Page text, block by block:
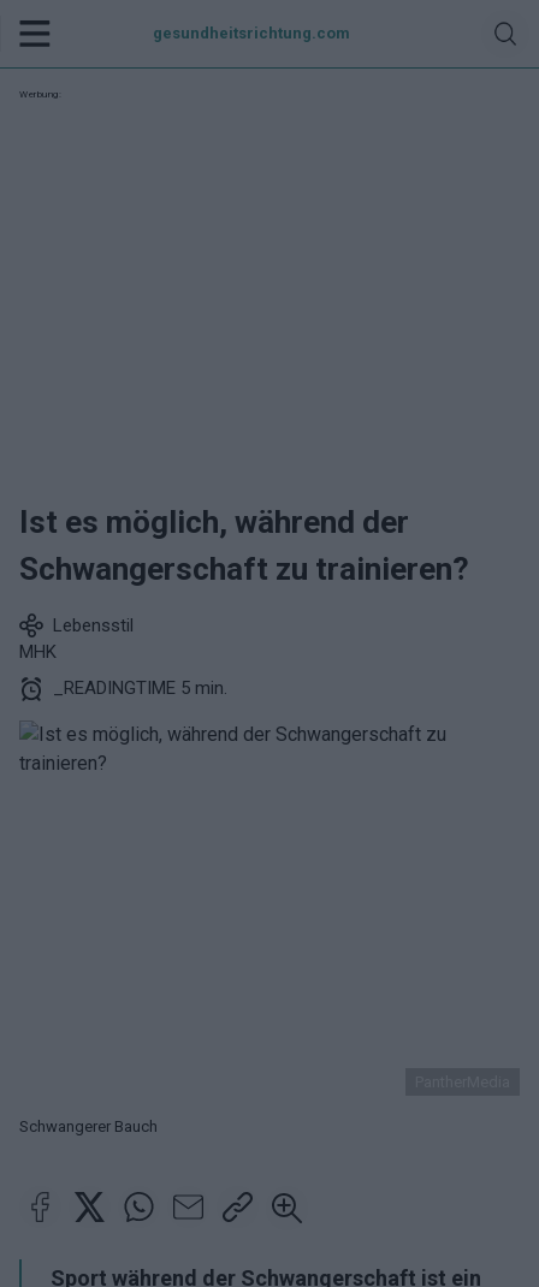
gesundheitsrichtung.com
Werbung:
Ist es möglich, während der
Schwangerschaft zu trainieren?
Lebensstil
MHK
_READINGTIME 5 min.
Schwangerer Bauch
Sport während der Schwangerschaft ist ein